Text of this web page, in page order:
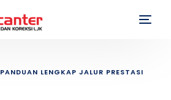
PANDUAN LENGKAP JALUR PRESTASI